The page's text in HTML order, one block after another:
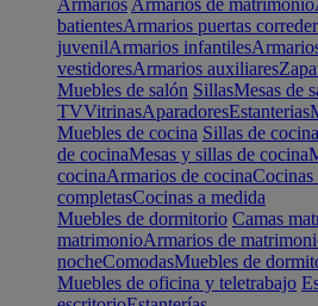
Armarios Armarios de matrimonio
batientesArmarios puertas
juvenilArmarios infantiles
vestidoresArmarios auxiliares
Muebles de salón SillasMesas de
TVVitrinasAparadoresEstanterias
Muebles de cocina Sillas de
de cocinaMesas y sillas de cocina
cocinaArmarios de cocinaCocinas
completasCocinas a medida
Muebles de dormitorio Camas
matrimonioArmarios de
nocheComodasMuebles de
Muebles de oficina y teletrabajo